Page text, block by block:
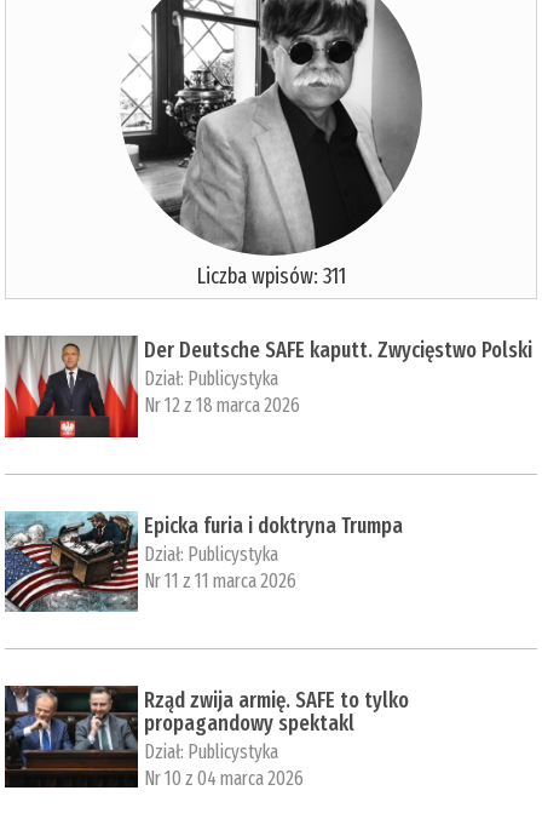
Liczba wpisów: 311
Der Deutsche SAFE kaputt. Zwycięstwo Polski
Dział: Publicystyka
Nr 12 z 18 marca 2026
Epicka furia i doktryna Trumpa
Dział: Publicystyka
Nr 11 z 11 marca 2026
Rząd zwija armię. SAFE to tylko
propagandowy spektakl
Dział: Publicystyka
Nr 10 z 04 marca 2026